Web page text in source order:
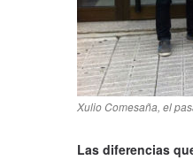
Xulio Comesaña, el
Las diferencias